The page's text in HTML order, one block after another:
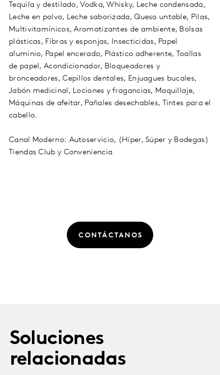
Tequila y destilado, Vodka, Whisky, Leche condensada,
Leche en polvo, Leche saborizada, Queso untable, Pilas,
Multivitamínicos, Aromatizantes de ambiente, Bolsas
plásticas, Fibras y esponjas, Insecticidas, Papel
aluminio, Papel encerado, Plástico adherente, Toallas
de papel, Acondicionador, Bloqueadores y
bronceadores, Cepillos dentales, Enjuagues bucales,
Jabón medicinal, Lociones y fragancias, Maquillaje,
Máquinas de afeitar, Pañales desechables, Tintes para el
cabello.
Canal Moderno: Autoservicio, (Híper, Súper y Bodegas)
Tiendas Club y Conveniencia
CONTÁCTANOS
Soluciones
relacionadas